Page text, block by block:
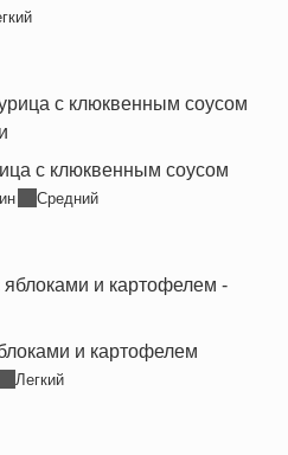
с клюквенным соусом
Средний
и картофелем
Легкий